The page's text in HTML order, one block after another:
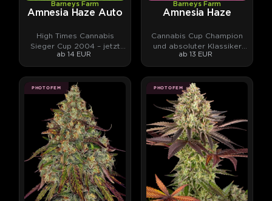
Barneys Farm
Amnesia Haze Auto
High Times Cannabis
Sieger Cup 2004 – jetzt
als Automatic.
ab 14 EUR
Barneys Farm
Amnesia Haze
Cannabis Cup Champion
und absoluter Klassiker
aus vier Kontinenten
ab 13 EUR
PHOTOFEM PHOTOFEM